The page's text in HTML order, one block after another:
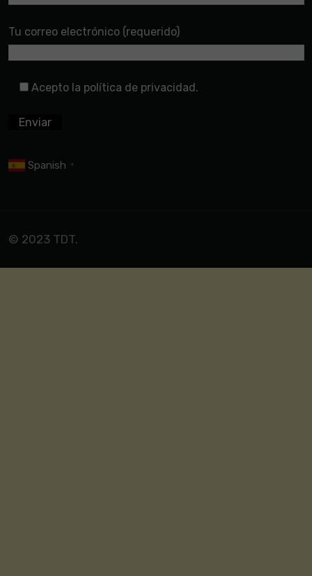
Tu correo electrónico (requerido)
Acepto la política de privacidad.
Spanish ▼
© 2023 TDT.